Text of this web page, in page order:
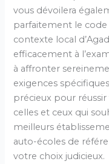
vous dévoilera
parfaitement le code
contexte local
efficacement à
à affronter
exigences
précieux pour
celles et ceux qui
meilleurs
auto-écoles de
votre choix judicieux.